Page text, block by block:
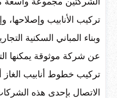
تركيب الأنابيب وإصلاحها،
وبناء المباني السكنية
عن شركة موثوقة يمكنها
تركيب خطوط أنابيب الغاز
الاتصال بإحدى هذه